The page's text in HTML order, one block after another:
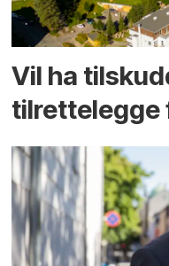
Vil ha
tilrettelegge